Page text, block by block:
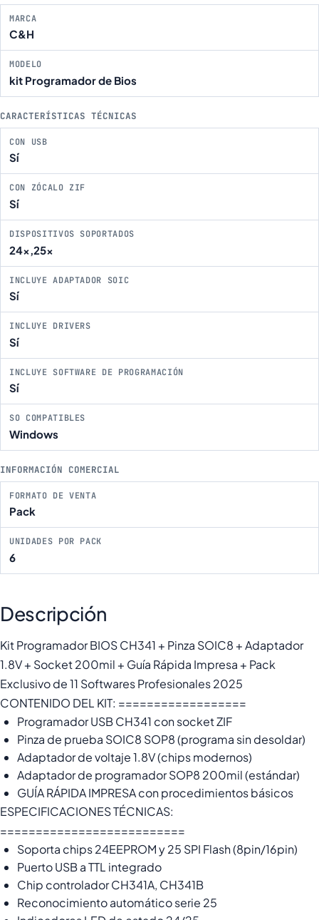
MARCA
C&H
MODELO
kit Programador de Bios
CARACTERÍSTICAS TÉCNICAS
CON USB
Sí
CON ZÓCALO ZIF
Sí
DISPOSITIVOS SOPORTADOS
24x,25x
INCLUYE ADAPTADOR SOIC
Sí
INCLUYE DRIVERS
Sí
INCLUYE SOFTWARE DE PROGRAMACIÓN
Sí
SO COMPATIBLES
Windows
INFORMACIÓN COMERCIAL
FORMATO DE VENTA
Pack
UNIDADES POR PACK
6
Descripción
Kit Programador BIOS CH341 + Pinza SOIC8 + Adaptador
1.8V + Socket 200mil + Guía Rápida Impresa + Pack
Exclusivo de 11 Softwares Profesionales 2025
CONTENIDO DEL KIT: ==================
Programador USB CH341 con socket ZIF
Pinza de prueba SOIC8 SOP8 (programa sin desoldar)
Adaptador de voltaje 1.8V (chips modernos)
Adaptador de programador SOP8 200mil (estándar)
GUÍA RÁPIDA IMPRESA con procedimientos básicos
ESPECIFICACIONES TÉCNICAS:
==========================
Soporta chips 24EEPROM y 25 SPI Flash (8pin/16pin)
Puerto USB a TTL integrado
Chip controlador CH341A, CH341B
Reconocimiento automático serie 25